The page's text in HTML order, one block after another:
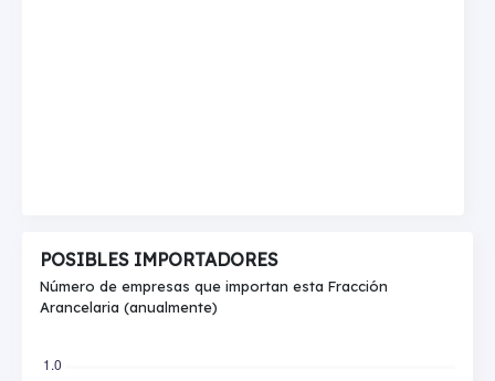
POSIBLES IMPORTADORES
Número de empresas que importan esta Fracción
Arancelaria (anualmente)